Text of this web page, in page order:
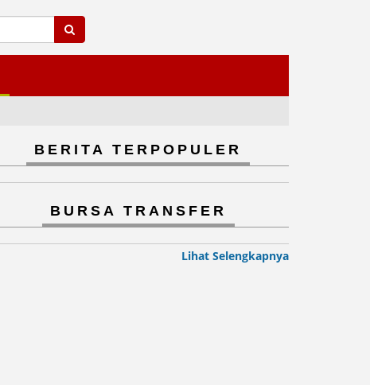
BERITA TERPOPULER
BURSA TRANSFER
Lihat Selengkapnya